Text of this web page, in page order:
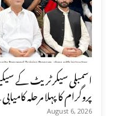
اسمبلی سیکرٹریٹ کے
پروگرام کا پہلا مرحلہ
August 6, 2026